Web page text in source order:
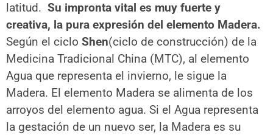
latitud. Su impronta vital es muy fuerte y
creativa, la pura expresión del elemento Madera.
Según el ciclo Shen(ciclo de construcción) de la
Medicina Tradicional China (MTC), al elemento
Agua que representa el invierno, le sigue la
Madera. El elemento Madera se alimenta de los
arroyos del elemento agua. Si el Agua representa
la gestación de un nuevo ser, la Madera es su